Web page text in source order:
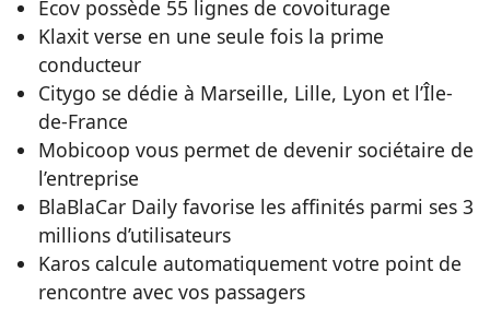
Ecov possède 55 lignes de covoiturage
Klaxit verse en une seule fois la prime
conducteur
Citygo se dédie à Marseille, Lille, Lyon et l’Île-
de-France
Mobicoop vous permet de devenir sociétaire de
l’entreprise
BlaBlaCar Daily favorise les affinités parmi ses 3
millions d’utilisateurs
Karos calcule automatiquement votre point de
rencontre avec vos passagers